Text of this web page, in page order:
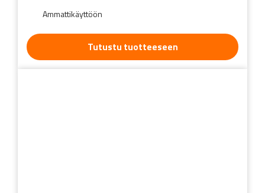
Ammattikäyttöön
Tutustu tuotteeseen